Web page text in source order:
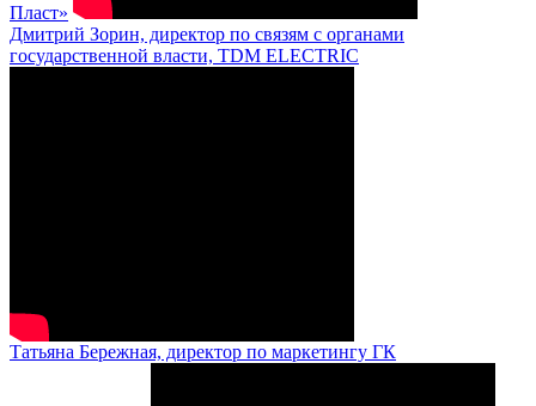
Пласт»
Дмитрий Зорин, директор по связям с органами
государственной власти, TDM ELECTRIC
Татьяна Бережная, директор по маркетингу ГК